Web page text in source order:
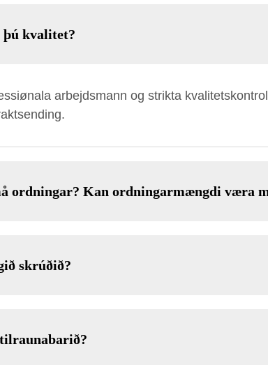
kvalitet?
arbejdsmann og strikta
ordningar? Kan ordningarmængdi væra
skrúðið?